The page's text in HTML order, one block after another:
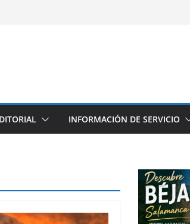
INFORMACIÓN DE SERVICIO